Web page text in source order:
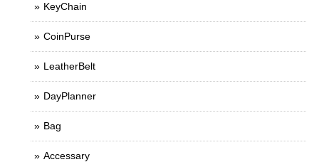
KeyChain
CoinPurse
LeatherBelt
DayPlanner
Bag
Accessary